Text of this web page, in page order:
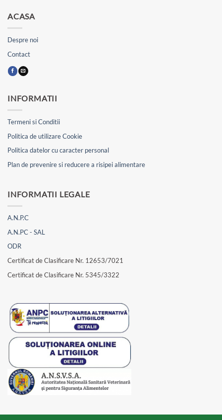
ACASA
Despre noi
Contact
INFORMATII
Termeni si Conditii
Politica de utilizare Cookie
Politica datelor cu caracter personal
Plan de prevenire si reducere a risipei alimentare
INFORMATII LEGALE
A.N.P.C
A.N.PC - SAL
ODR
Certificat de Clasificare Nr. 12653/7021
Certificat de Clasificare Nr. 5345/3322